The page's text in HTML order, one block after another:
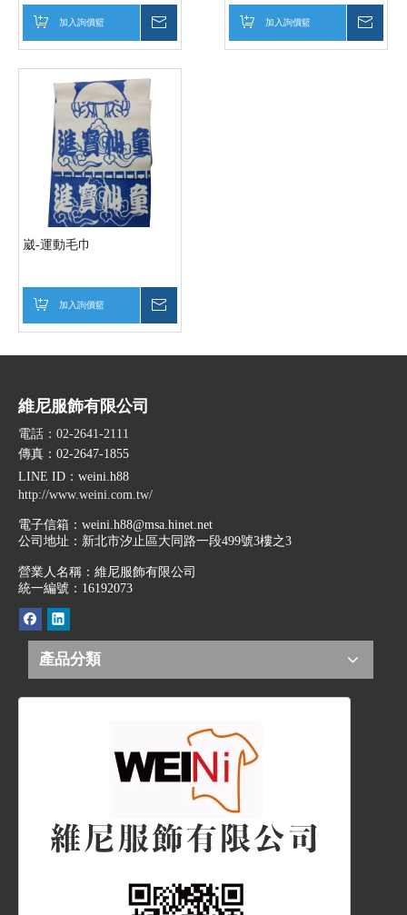
加入詢價籃 加入詢價籃
崴-運動毛巾
加入詢價籃
維尼服飾有限公司
電話：02-2641-2111
傳真：02-2647-1855
LINE ID ：weini.h88
http://www.weini.com.tw/
電子信箱： weini.h88@msa.hinet.net
公司地址： 新北市汐止區大同路一段499號3樓之3
營業人名稱：維尼服飾有限公司
統一編號：16192073
產品分類